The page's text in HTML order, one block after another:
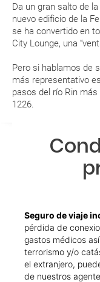
Da un gran salto de
nuevo edificio de la
se ha convertido en
City Lounge, una
Pero si hablamos de
más representativo
pasos del río Rin
1226.
Al realizar la
quedado de
¿Cómo sé si hay
quiero al hacer mi
dirigirme?
¿Incluye algún
reservas de viajes?
¿Cuáles son los
país si viajo a
Seguro de viaje
pérdida de
gastos médicos
terrorismo y/o
el extranjero,
de nuestros